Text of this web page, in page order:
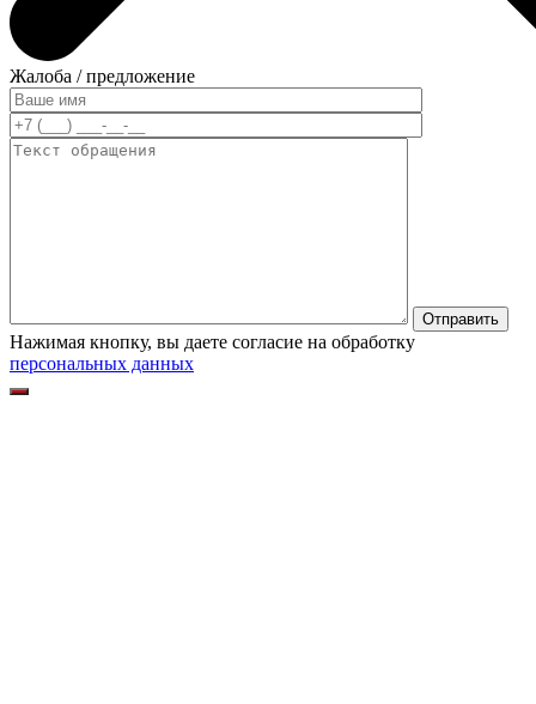
Жалоба / предложение
Нажимая кнопку, вы даете согласие на обработку
персональных данных